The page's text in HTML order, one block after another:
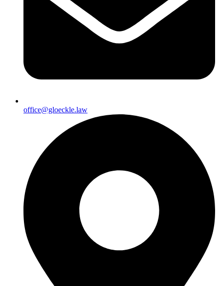
office@gloeckle.law